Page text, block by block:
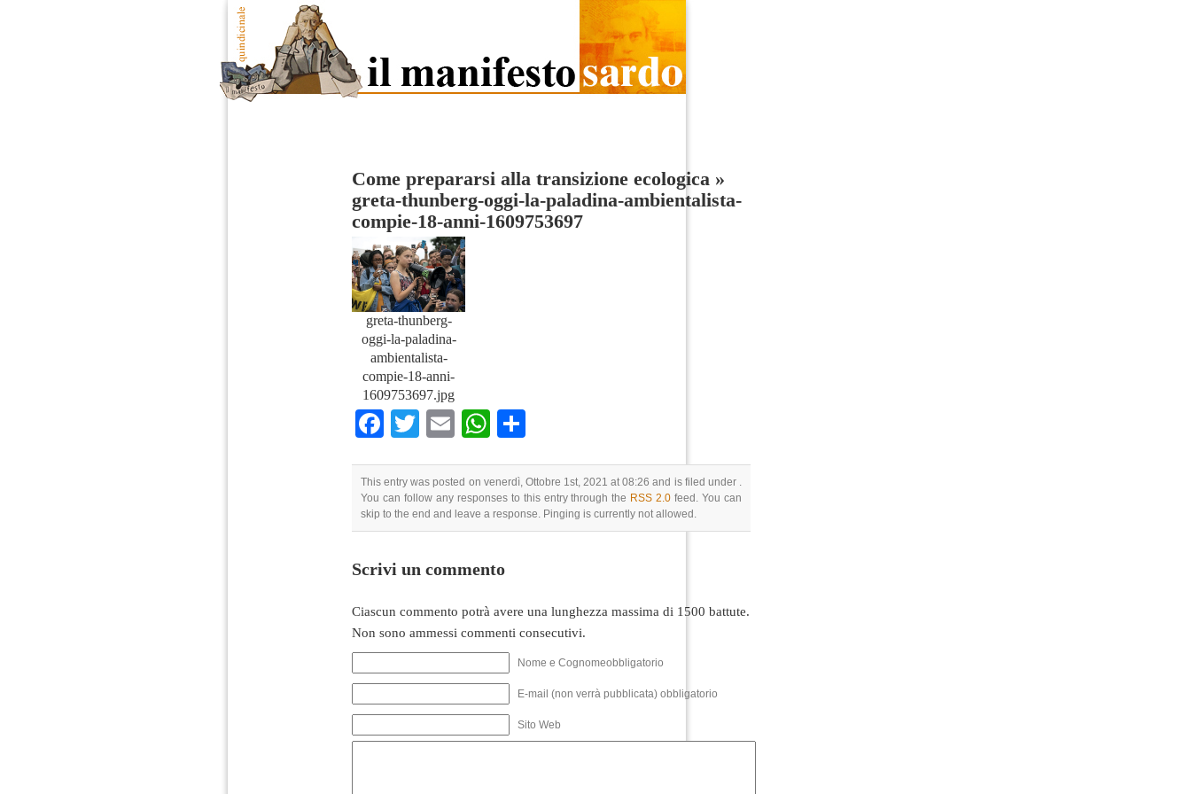
Come prepararsi alla transizione ecologica »
greta-thunberg-oggi-la-paladina-ambientalista-
compie-18-anni-1609753697
greta-thunberg-
oggi-la-paladina-
ambientalista-
compie-18-anni-
1609753697.jpg
Facebook
TwitterEmailWhatsApp
This entry was posted on venerdì, Ottobre 1st, 2021 at 08:26 and is filed under .
You can follow any responses to this entry through the RSS 2.0 feed. You can
skip to the end and leave a response. Pinging is currently not allowed.
Scrivi un commento
Ciascun commento potrà avere una lunghezza massima di 1500 battute.
Non sono ammessi commenti consecutivi.
Nome e Cognomeobbligatorio
E-mail (non verrà pubblicata) obbligatorio
Sito Web